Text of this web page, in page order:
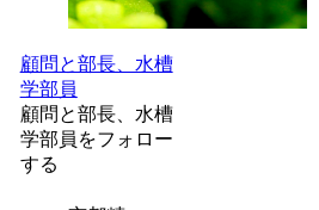
顧問と部長、水槽
学部員
顧問と部長、水槽
学部員をフォロー
する